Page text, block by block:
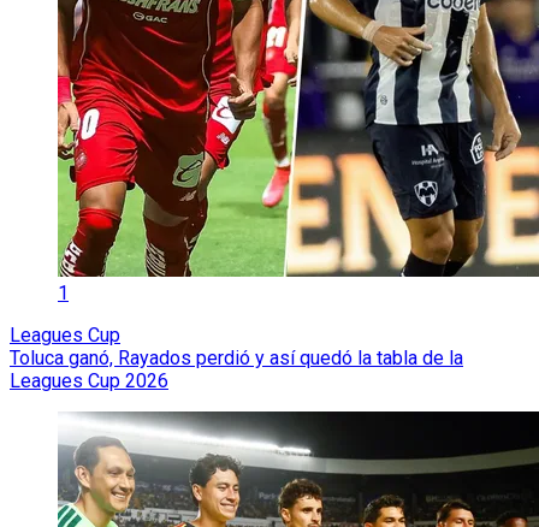
1
Leagues Cup
Toluca ganó, Rayados perdió y así quedó la tabla de la
Leagues Cup 2026